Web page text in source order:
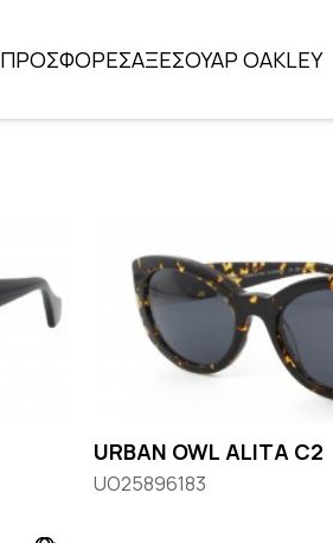
ΠΡΟΣΦΟΡΕΣΑΞΕΣΟΥΑΡ OAKLEY
URBAN OWL ALITA C2
UO25896183